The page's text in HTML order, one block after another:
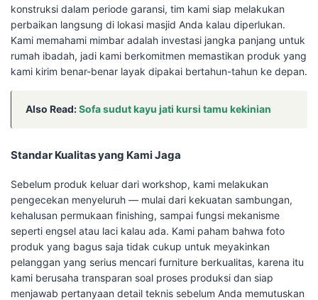
konstruksi dalam periode garansi, tim kami siap melakukan
perbaikan langsung di lokasi masjid Anda kalau diperlukan.
Kami memahami mimbar adalah investasi jangka panjang untuk
rumah ibadah, jadi kami berkomitmen memastikan produk yang
kami kirim benar-benar layak dipakai bertahun-tahun ke depan.
Also Read:Sofa sudut kayu jati kursi tamu kekinian
Standar Kualitas yang Kami Jaga
Sebelum produk keluar dari workshop, kami melakukan
pengecekan menyeluruh — mulai dari kekuatan sambungan,
kehalusan permukaan finishing, sampai fungsi mekanisme
seperti engsel atau laci kalau ada. Kami paham bahwa foto
produk yang bagus saja tidak cukup untuk meyakinkan
pelanggan yang serius mencari furniture berkualitas, karena itu
kami berusaha transparan soal proses produksi dan siap
menjawab pertanyaan detail teknis sebelum Anda memutuskan